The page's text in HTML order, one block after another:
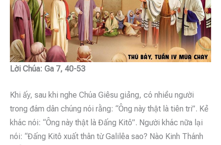
Lời Chúa: Ga 7, 40-53
Khi ấy, sau khi nghe Chúa Giêsu giảng, có nhiều người
trong đám dân chúng nói rằng: “Ông này thật là tiên tri”. Kẻ
khác nói: “Ông này thật là Đấng Kitô”. Người khác nữa lại
nói: “Đấng Kitô xuất thân từ Galilêa sao? Nào Kinh Thánh